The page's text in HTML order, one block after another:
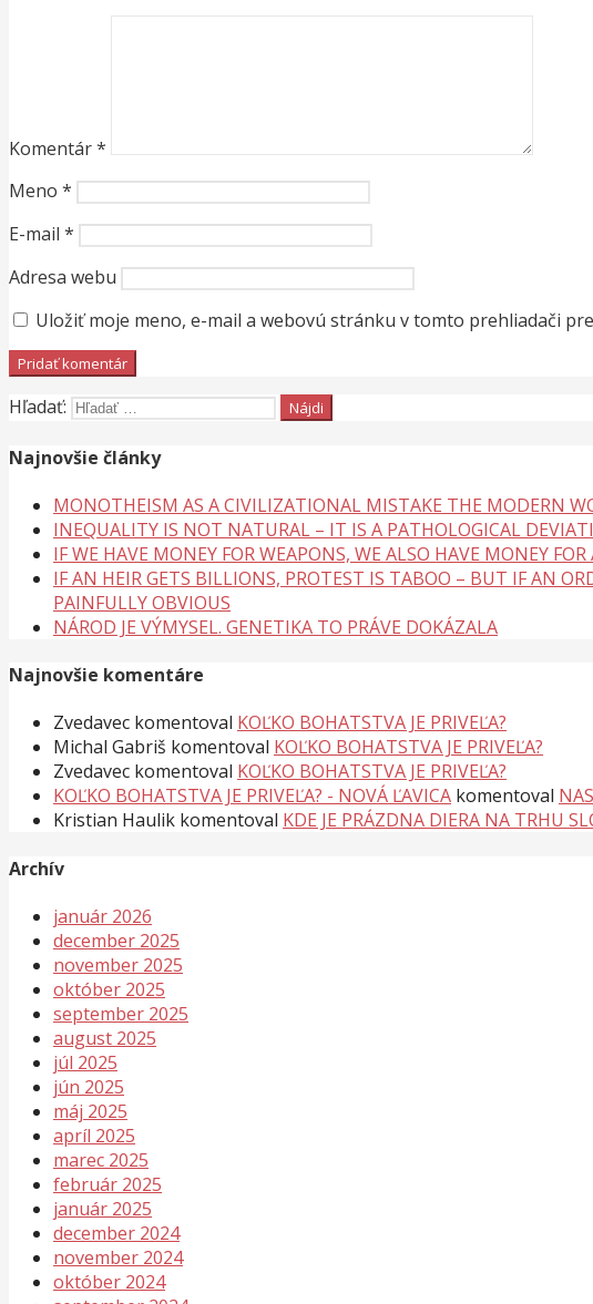
Komentár*
Meno *
E-mail *
Adresa webu
Uložiť moje meno, e-mail a webovú stránku v tomto prehliadači
Hľadať:
Najnovšie články
MONOTHEISM AS A CIVILIZATIONAL MISTAKE THE MODERN
INEQUALITY IS NOT NATURAL – IT IS A PATHOLOGICAL
IF WE HAVE MONEY FOR WEAPONS, WE ALSO HAVE MONEY
IF AN HEIR GETS BILLIONS, PROTEST IS TABOO – BUT IF AN
PAINFULLY OBVIOUS
NÁROD JE VÝMYSEL. GENETIKA TO PRÁVE DOKÁZALA
Najnovšie komentáre
Zvedavec komentoval KOĽKO BOHATSTVA JE PRIVEĽA?
Michal Gabriš komentoval KOĽKO BOHATSTVA JE PRIVEĽA?
Zvedavec komentoval KOĽKO BOHATSTVA JE PRIVEĽA?
KOĽKO BOHATSTVA JE PRIVEĽA? - NOVÁ ĽAVICA komentoval
Kristian Haulik komentoval KDE JE PRÁZDNA DIERA NA TRHU
Archív
január 2026
december 2025
november 2025
október 2025
september 2025
august 2025
júl 2025
jún 2025
máj 2025
apríl 2025
marec 2025
február 2025
január 2025
december 2024
november 2024
október 2024